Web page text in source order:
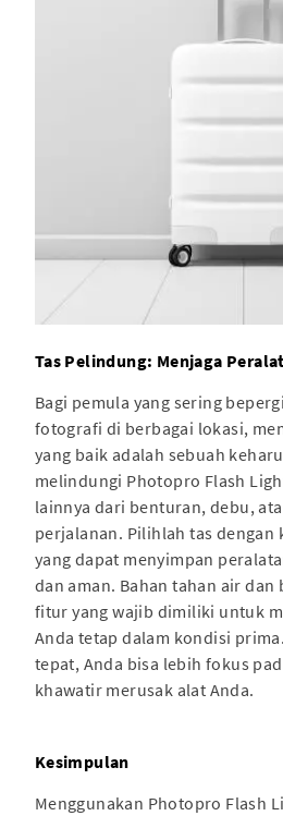
Tas Pelindung: Menjaga
Bagi pemula yang sering
fotografi di berbagai lokasi,
yang baik adalah sebuah
melindungi Photopro Flash
lainnya dari benturan, debu,
perjalanan. Pilihlah tas dengan
yang dapat menyimpan
dan aman. Bahan tahan air
fitur yang wajib dimiliki untuk
Anda tetap dalam kondisi
tepat, Anda bisa lebih fokus
khawatir merusak alat Anda.
Kesimpulan
Menggunakan Photopro Flash